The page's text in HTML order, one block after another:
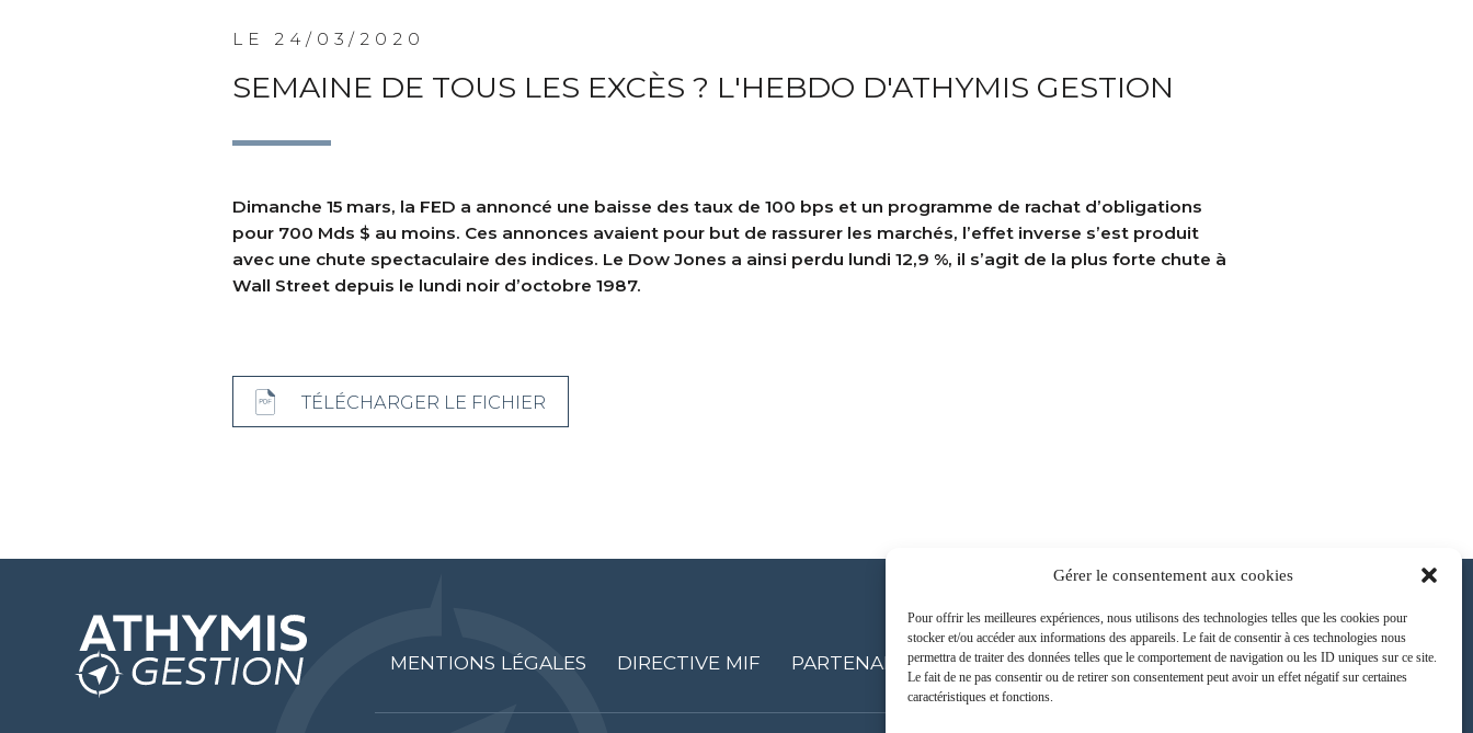
Gérer le consentement aux cookies
Pour offrir les meilleures expériences, nous utilisons des technologies telles que les cookies pour
stocker et/ou accéder aux informations des appareils. Le fait de consentir à ces technologies nous
permettra de traiter des données telles que le comportement de navigation ou les ID uniques sur ce site.
Le fait de ne pas consentir ou de retirer son consentement peut avoir un effet négatif sur certaines
caractéristiques et fonctions.
LE 24/03/2020
SEMAINE DE TOUS LES EXCÈS ? L'HEBDO D'ATHYMIS GESTION
Dimanche 15 mars, la FED a annoncé une baisse des taux de 100 bps et un programme de rachat d’obligations
pour 700 Mds $ au moins. Ces annonces avaient pour but de rassurer les marchés, l’effet inverse s’est produit
avec une chute spectaculaire des indices. Le Dow Jones a ainsi perdu lundi 12,9 %, il s’agit de la plus forte chute à
Wall Street depuis le lundi noir d’octobre 1987.
TÉLÉCHARGER LE FICHIER
MENTIONS LÉGALES DIRECTIVE MIF PARTENAIRES CONTACT